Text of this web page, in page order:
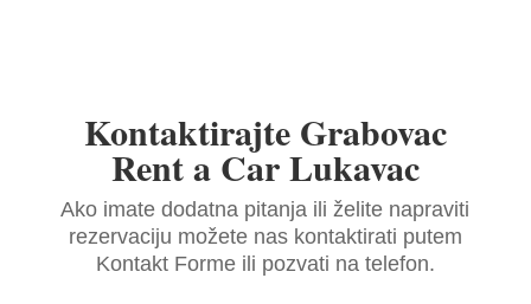
Kontaktirajte Grabovac
Rent a Car Lukavac
Ako imate dodatna pitanja ili želite napraviti
rezervaciju možete nas kontaktirati putem
Kontakt Forme ili pozvati na telefon.